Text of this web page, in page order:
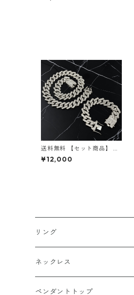
送料無料 【セット商品】 菱
形 喜平ネックレス 50cm 45
cm 喜平ブレスレット 20cm
¥12,000
リング
k18
15号以上
platinum
ネックレス
k18
ペンダントトップ